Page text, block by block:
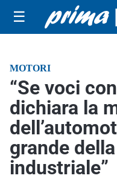
☰
MOTORI
“Se voci
dichiara la
grande
industriale”